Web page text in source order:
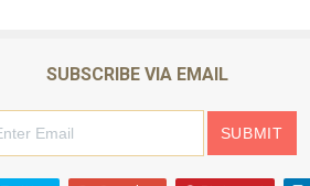
SUBSCRIBE VIA EMAIL